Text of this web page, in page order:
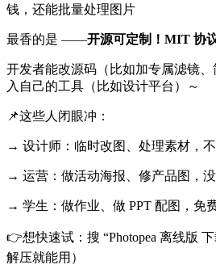
钱，还能批量处理图片
最香的是 ——开源可定制！MIT 协
开发者能改源码（比如加专属滤镜
入自己的工具（比如设计平台）～
📌这些人闭眼冲：
→ 设计师：临时改图、处理素材，
→ 运营：做活动海报、修产品图，
→ 学生：做作业、做 PPT 配图，免
👉想快速试：搜 “Photopea 离线版
解压就能用）